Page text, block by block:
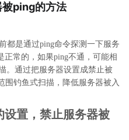
被ping的方法
都是通过ping命令探测一下服务
正常的，如果ping不通，可能相
。通过把服务器设置成禁止被
围钓鱼式扫描，降低服务器被入
设置，禁止服务器被